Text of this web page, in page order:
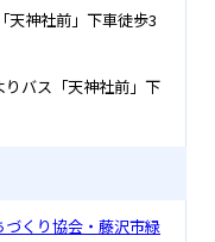
天神社前」下車徒歩3
バス「天神社前」下
くり協会・藤沢市緑